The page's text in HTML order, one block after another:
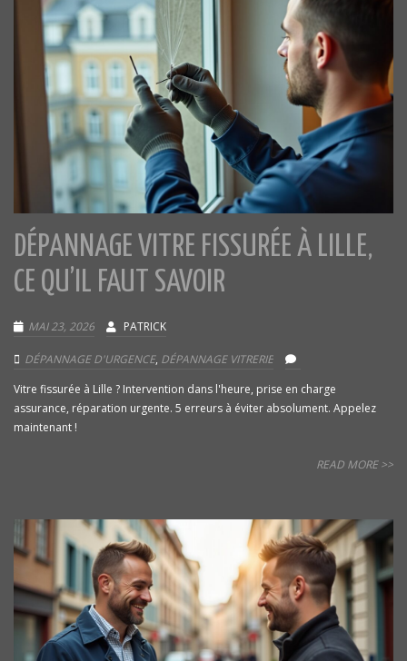
DÉPANNAGE VITRE FISSURÉE À LILLE,
CE QU’IL FAUT SAVOIR
MAI 23, 2026 PATRICK
DÉPANNAGE D'URGENCE, DÉPANNAGE VITRERIE
Vitre fissurée à Lille ? Intervention dans l'heure, prise en charge
assurance, réparation urgente. 5 erreurs à éviter absolument. Appelez
maintenant !
READ MORE >>